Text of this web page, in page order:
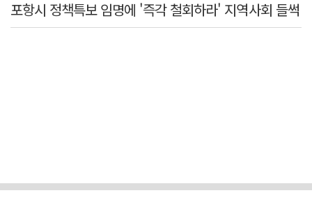
포항시 정책특보 임명에 '즉각 철회하라' 지역사회 들썩